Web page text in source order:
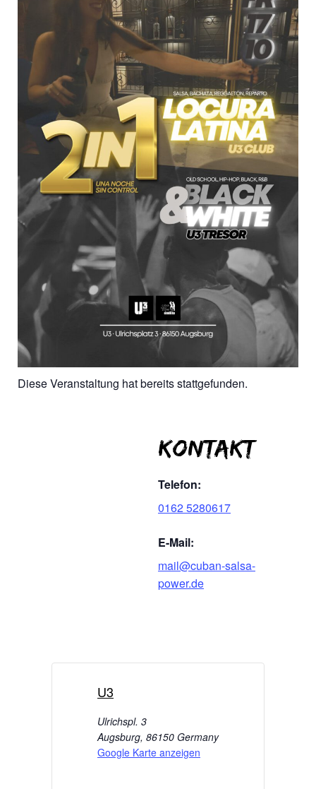
Diese Veranstaltung hat bereits stattgefunden.
Kontakt
Telefon:
0162 5280617
E-Mail:
mail@cuban-salsa-
power.de
U3
Ulrichspl. 3
Augsburg, 86150 Germany
Google Karte anzeigen